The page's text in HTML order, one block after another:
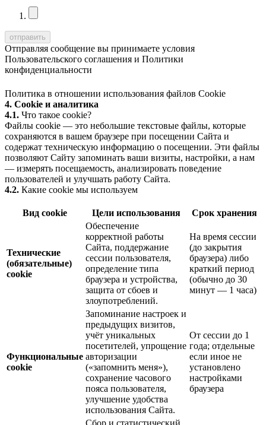
Отправляя сообщение вы принимаете условия
Пользовательского соглашения и Политики
конфиденциальности
Политика в отношении использования файлов Cookie
4. Cookie и аналитика
4.1. Что такое cookie?
Файлы cookie — это небольшие текстовые файлы, которые
сохраняются в вашем браузере при посещении Сайта и
содержат техническую информацию о посещении. Эти файлы
позволяют Сайту запоминать ваши визиты, настройки, а нам
— измерять посещаемость, анализировать поведение
пользователей и улучшать работу Сайта.
4.2. Какие cookie мы используем
Вид cookie Цели использования Срок хранения
Технические
(обязательные)
cookie
Обеспечение
корректной работы
Сайта, поддержание
сессии пользователя,
определение типа
браузера и устройства,
защита от сбоев и
злоупотреблений.
На время сессии
(до закрытия
браузера) либо
краткий период
(обычно до 30
минут — 1 часа)
Функциональные
cookie
Запоминание настроек и
предыдущих визитов,
учёт уникальных
посетителей, упрощение
авторизации
(«запомнить меня»),
сохранение часового
пояса пользователя,
улучшение удобства
использования Сайта.
От сессии до 1
года; отдельные
если иное не
установлено
настройками
браузера
Сбор и статистический